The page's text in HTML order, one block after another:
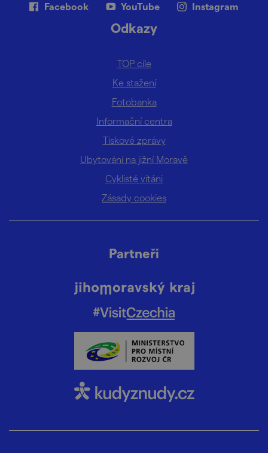
Facebook YouTube Instagram
Odkazy
TOP cíle
Ke stažení
Fotobanka
Informační centra
Tiskové zprávy
Ubytování na jižní Moravě
Cyklisté vítáni
Zásady cookies
Partneři